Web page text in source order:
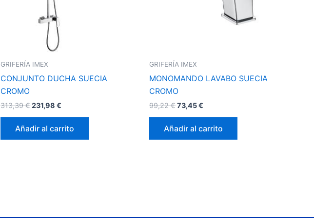
GRIFERÍA IMEX
CONJUNTO DUCHA SUECIA
CROMO
313,39€231,98€
Añadir al carrito
GRIFERÍA IMEX
MONOMANDO LAVABO SUECIA
CROMO
99,22€73,45€
Añadir al carrito